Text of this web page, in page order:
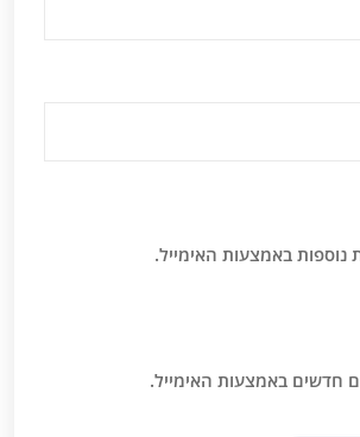
נוספות באמצעות האימייל.
חדשים באמצעות האימייל.